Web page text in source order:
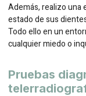
Además, realizo una
estado de sus
Todo ello en un
cualquier miedo o
Pruebas